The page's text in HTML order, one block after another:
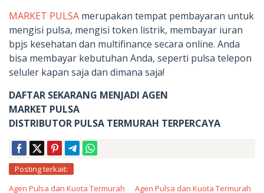
MARKET PULSA merupakan tempat pembayaran untuk
mengisi pulsa, mengisi token listrik, membayar iuran
bpjs kesehatan dan multifinance secara online. Anda
bisa membayar kebutuhan Anda, seperti pulsa telepon
seluler kapan saja dan dimana saja!
DAFTAR SEKARANG MENJADI AGEN
MARKET PULSA
DISTRIBUTOR PULSA TERMURAH TERPERCAYA
Posting terkait:
Agen Pulsa dan Kuota Termurah
Agen Pulsa dan Kuota Termurah